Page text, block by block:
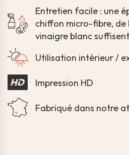
Entretien facile : une
chiffon micro-fibre, de
vinaigre blanc
Utilisation intérieur /
Impression HD
Fabriqué dans notre